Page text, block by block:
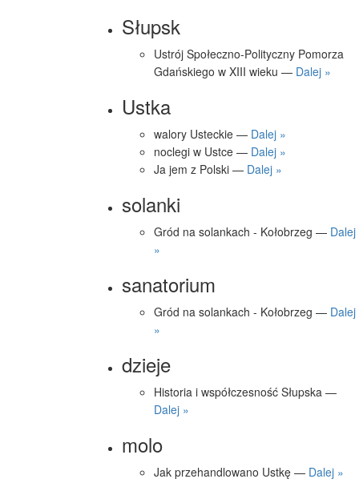
Słupsk
Ustrój Społeczno-Polityczny Pomorza
Gdańskiego w XIII wieku — Dalej »
Ustka
walory Usteckie — Dalej »
noclegi w Ustce — Dalej »
Ja jem z Polski — Dalej »
solanki
Gród na solankach - Kołobrzeg — Dalej
»
sanatorium
Gród na solankach - Kołobrzeg — Dalej
»
dzieje
Historia i współczesność Słupska —
Dalej »
molo
Jak przehandlowano Ustkę — Dalej »